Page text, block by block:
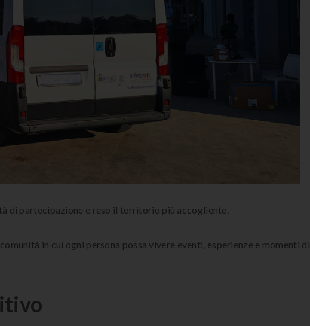
di partecipazione e reso il territorio più accogliente.
in cui ogni persona possa vivere eventi, esperienze e momenti di